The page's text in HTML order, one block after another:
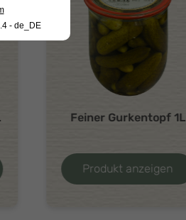
Feiner Gurkentopf 1L
Produkt anzeigen
- de_DE